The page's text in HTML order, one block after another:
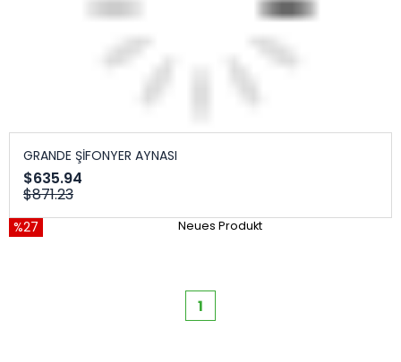
GRANDE ŞİFONYER AYNASI
$635.94
$871.23
%27 Neues Produkt
1